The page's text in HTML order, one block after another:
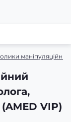
маніпуляційні,
VIP)